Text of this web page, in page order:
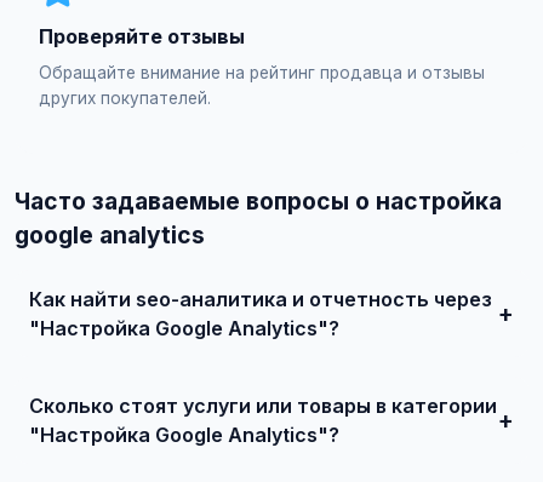
Проверяйте отзывы
Обращайте внимание на рейтинг продавца и отзывы
других покупателей.
Часто задаваемые вопросы о настройка
google analytics
Как найти seo-аналитика и отчетность через
"Настройка Google Analytics"?
и договоритесь о сделке.
Сколько стоят услуги или товары в категории
"Настройка Google Analytics"?